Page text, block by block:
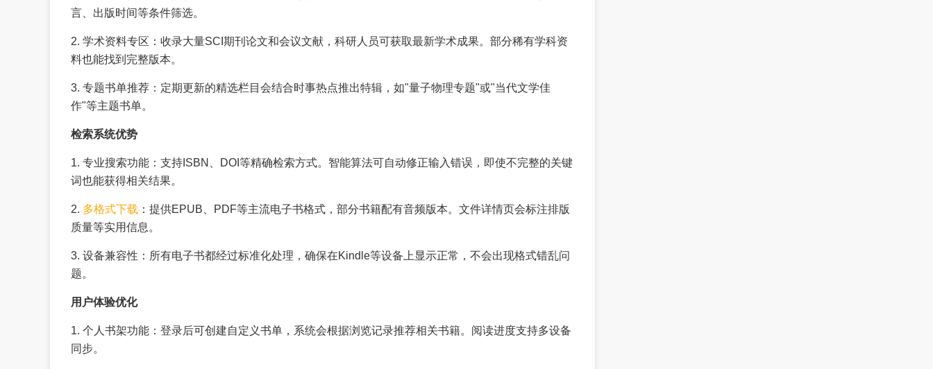
言、出版时间等条件筛选。
2. 学术资料专区：收录大量SCI期刊论文和会议文献，科研人员可获取最新学术成果。部分稀有学科资
料也能找到完整版本。
3. 专题书单推荐：定期更新的精选栏目会结合时事热点推出特辑，如"量子物理专题"或"当代文学佳
作"等主题书单。
检索系统优势
1. 专业搜索功能：支持ISBN、DOI等精确检索方式。智能算法可自动修正输入错误，即使不完整的关键
词也能获得相关结果。
2. 多格式下载 ：提供EPUB、PDF等主流电子书格式，部分书籍配有音频版本。文件详情页会标注排版
质量等实用信息。
3. 设备兼容性：所有电子书都经过标准化处理，确保在Kindle等设备上显示正常，不会出现格式错乱问
题。
用户体验优化
1. 个人书架功能：登录后可创建自定义书单，系统会根据浏览记录推荐相关书籍。阅读进度支持多设备
同步。